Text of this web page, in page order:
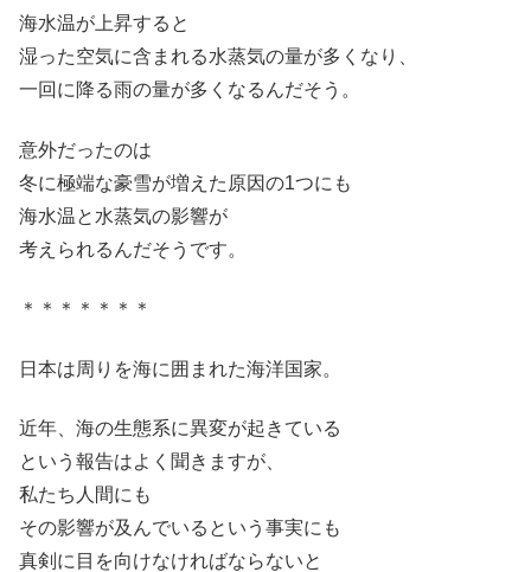
海水温が上昇すると
湿った空気に含まれる水蒸気の量が多くなり、
一回に降る雨の量が多くなるんだそう。
意外だったのは
冬に極端な豪雪が増えた原因の1つにも
海水温と水蒸気の影響が
考えられるんだそうです。
＊＊＊＊＊＊＊
日本は周りを海に囲まれた海洋国家。
近年、海の生態系に異変が起きている
という報告はよく聞きますが、
私たち人間にも
その影響が及んでいるという事実にも
真剣に目を向けなければならないと